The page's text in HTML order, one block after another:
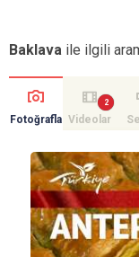
Baklava ile ilgili
Fotoğrafla Videolar